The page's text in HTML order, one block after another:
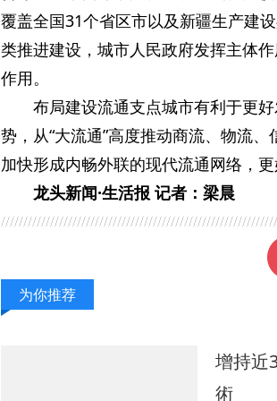
覆盖全国31个省区市以及新疆生产建
类推进建设，城市人民政府发挥主体
作用。
布局建设流通支点城市有利于更
势，从“大流通”高度推动商流、物流
加快形成内畅外联的现代流通网络，
龙头新闻·生活报 记者：梁晨
为你推荐
增持近
術